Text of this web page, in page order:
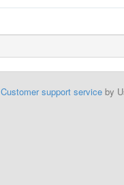
Customer support serviceby